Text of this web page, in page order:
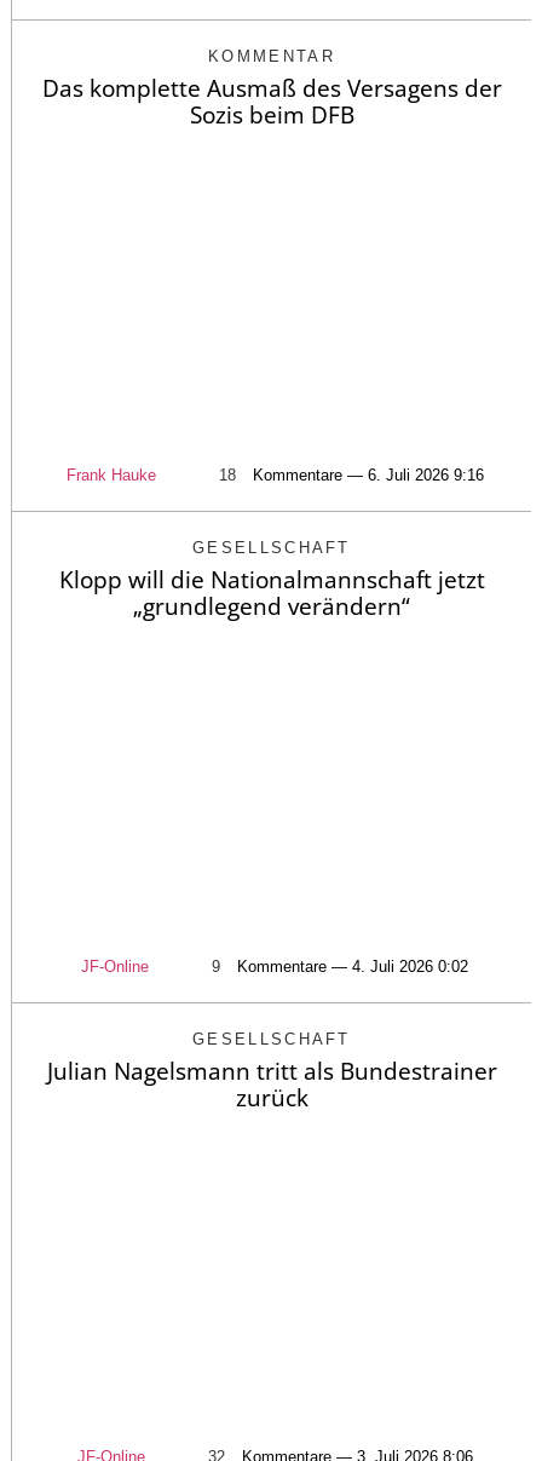
KOMMENTAR
Das komplette Ausmaß des Versagens der
Sozis beim DFB
Frank Hauke 18 Kommentare — 6. Juli 2026 9:16
GESELLSCHAFT
Klopp will die Nationalmannschaft jetzt
„grundlegend verändern“
JF-Online 9 Kommentare — 4. Juli 2026 0:02
GESELLSCHAFT
Julian Nagelsmann tritt als Bundestrainer
zurück
JF-Online 32 Kommentare — 3. Juli 2026 8:06